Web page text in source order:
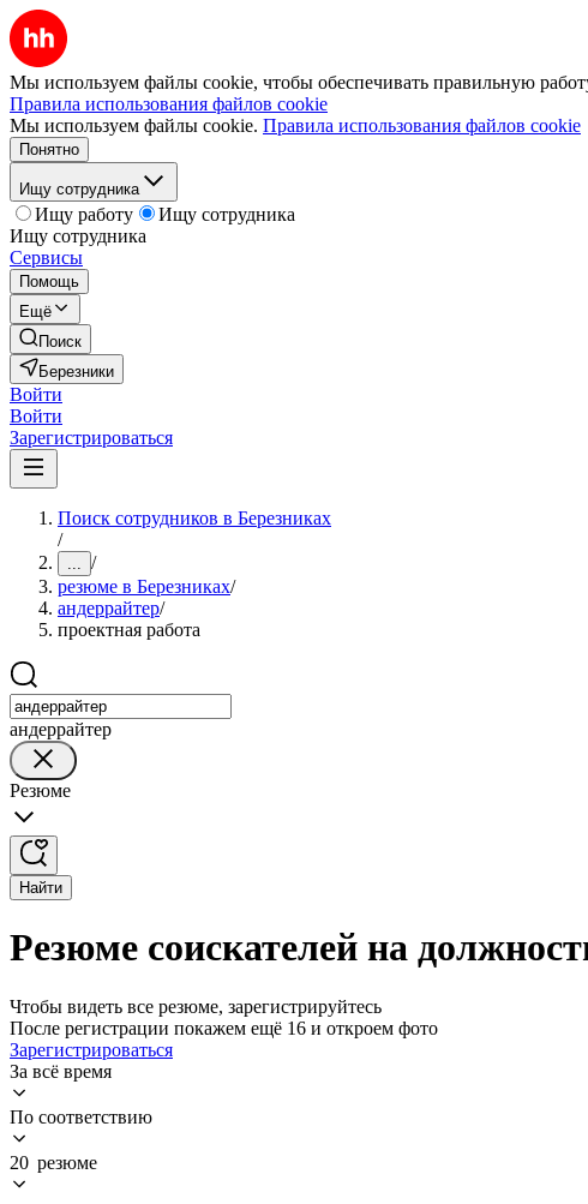
Мы используем файлы cookie, чтобы обеспечивать правильную
Правила использования файлов cookie
Мы используем файлы cookie. Правила использования файлов cookie
Понятно
Ищу сотрудника
Ищу работу
Ищу сотрудника
Ищу сотрудника
Сервисы
Помощь
Ещё
Поиск
Березники
Войти
Войти
Зарегистрироваться
Поиск сотрудников в Березниках
/
... /
резюме в Березниках/
андеррайтер/
проектная работа
андеррайтер
Резюме
Найти
Резюме соискателей на
Чтобы видеть все резюме, зарегистрируйтесь
После регистрации покажем ещё 16 и откроем фото
Зарегистрироваться
За всё время
По соответствию
20 резюме